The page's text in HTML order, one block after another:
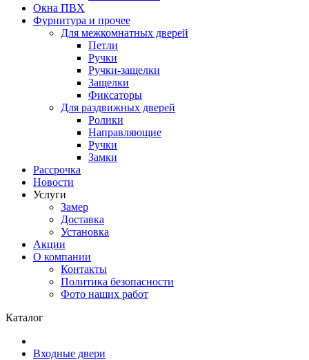
Окна ПВХ
Фурнитура и прочее
Для межкомнатных дверей
Петли
Ручки
Ручки-защелки
Защелки
Фиксаторы
Для раздвижных дверей
Ролики
Направляющие
Ручки
Замки
Рассрочка
Новости
Услуги
Замер
Доставка
Установка
Акции
О компании
Контакты
Политика безопасности
Фото наших работ
Каталог
Входные двери